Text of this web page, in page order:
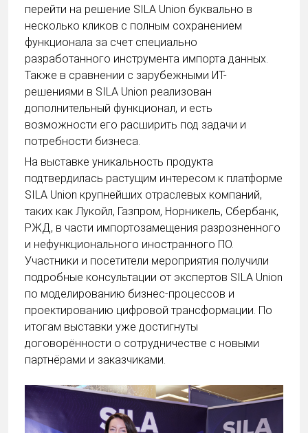
перейти на решение SILA Union буквально в
несколько кликов с полным сохранением
функционала за счет специально
разработанного инструмента импорта данных.
Также в сравнении с зарубежными ИТ-
решениями в SILA Union реализован
дополнительный функционал, и есть
возможности его расширить под задачи и
потребности бизнеса.
На выставке уникальность продукта
подтвердилась растущим интересом к платформе
SILA Union крупнейших отраслевых компаний,
таких как Лукойл, Газпром, Норникель, Сбербанк,
РЖД, в части импортозамещения разрозненного
и нефункционального иностранного ПО.
Участники и посетители мероприятия получили
подробные консультации от экспертов SILA Union
по моделированию бизнес-процессов и
проектированию цифровой трансформации. По
итогам выставки уже достигнуты
договорённости о сотрудничестве с новыми
партнёрами и заказчиками.